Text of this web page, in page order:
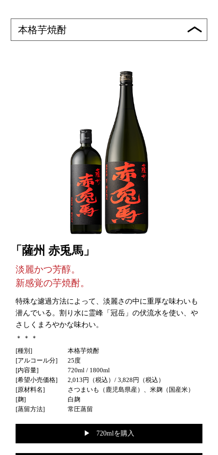
本格芋焼酎
薩州 赤兎馬
淡麗かつ芳醇。
新感覚の芋焼酎。
特殊な濾過方法によって、淡麗さの中に重厚な味わいも
潜んでいる。割り水に霊峰「冠岳」の伏流水を使い、や
さしくまろやかな味わい。
種別
本格芋焼酎
アルコール分
25度
内容量
720ml / 1800ml
希望小売価格
2,013円（税込）/ 3,828円（税込）
原材料名
さつまいも（鹿児島県産）、米麹（国産米）
麹
白麹
蒸留方法
常圧蒸留
▶︎ 720mlを購入